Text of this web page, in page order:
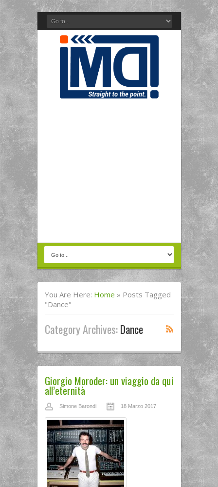
You Are Here: Home » Posts Tagged
"dance"
Category Archives:Dance
Giorgio Moroder: un viaggio da qui
all’eternità
Simone Barondi 18 Marzo 2017